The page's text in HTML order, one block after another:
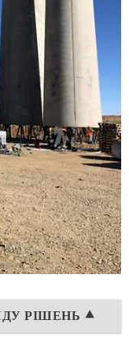
РІШЕНЬ ⯅